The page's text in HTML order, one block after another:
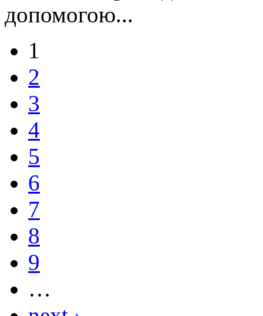
допомогою...
1
2
3
4
5
6
7
8
9
…